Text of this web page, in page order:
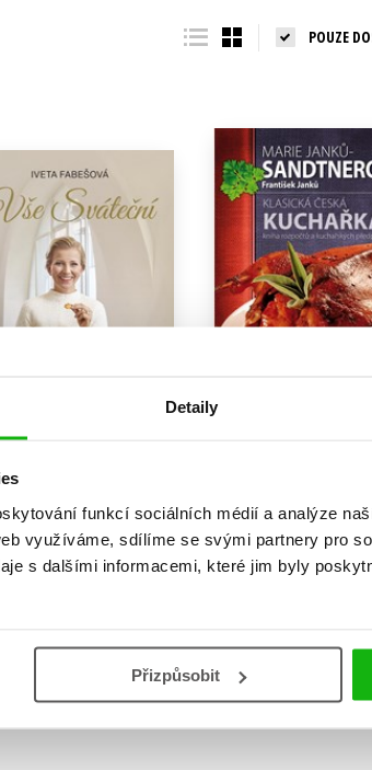
Detaily
funkcí sociálních médií a analýze
využíváme, sdílíme se svými partnery pro
s dalšími informacemi, které jim byly
Přizpůsobit
Populárně - naučné pro děti
Young adult (SK)
POUZE
Vše sváteční
Janků-Sandtnerová
141 Kč469 Kč
Do košíku
399 Kč499 Kč
Do košíku
Zobraz záznamů